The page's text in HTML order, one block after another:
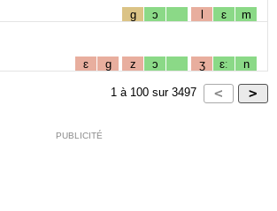
g ɔ l ɛ m
ɛ g z ɔ ʒ ɛː n
1 à 100 sur 3497
PUBLICITÉ